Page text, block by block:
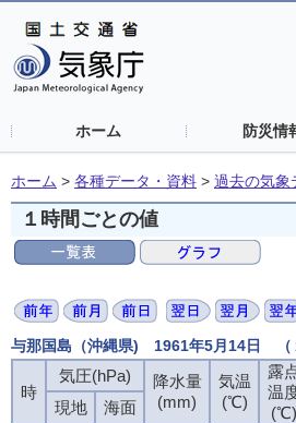
ホーム 防災情
ホーム > 各種データ・資料 > 過去の気象
１時間ごとの値
与那国島（沖縄県) 1961年5月14日 （
時
気圧(hPa)
降水量
(mm)
気温
(℃)
露
温
(℃)
現地
海面
時
気圧(hPa)
降水量
(mm)
気温
(℃)
露
温
(℃)
現地
海面
時
気圧(hPa)
降水量
(mm)
気温
(℃)
露
温
(℃)
現地
海面
時
気圧(hPa)
降水量
(mm)
気温
(℃)
露
温
(℃)
現地
海面